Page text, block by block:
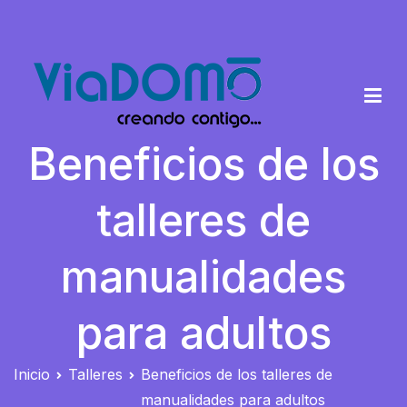
contenido
Viadomo
Cursos y talleres de formación
Beneficios de los
talleres de
manualidades
para adultos
Inicio Talleres
Beneficios de los talleres de
manualidades para adultos